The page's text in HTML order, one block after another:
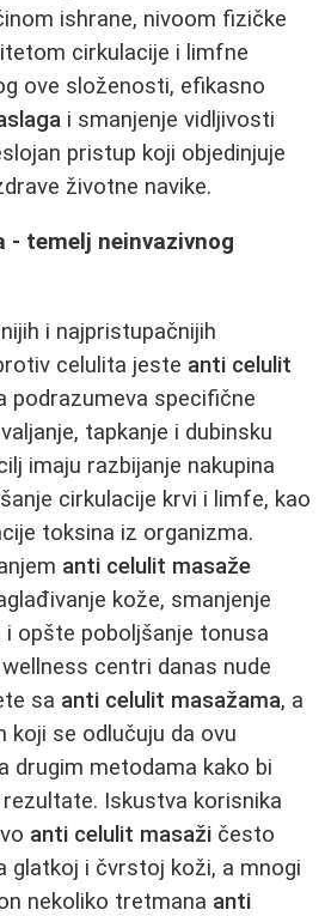
ishrane, nivoom fizičke
cirkulacije i limfne
ove složenosti, efikasno
i smanjenje vidljivosti
pristup koji objedinjuje
životne navike.
temelj neinvazivnog
i najpristupačnijih
celulita jeste anti celulit
podrazumeva specifične
tapkanje i dubinsku
imaju razbijanje nakupina
cirkulacije krvi i limfe, kao
toksina iz organizma.
anti celulit masaže
kože, smanjenje
opšte poboljšanje tonusa
centri danas nude
sa anti celulit masažama, a
koji se odlučuju da ovu
drugim metodama kako bi
Iskustva korisnika
anti celulit masaži često
glatkoj i čvrstoj koži, a mnogi
nekoliko tretmana anti